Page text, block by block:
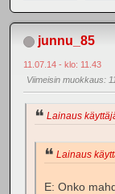
junnu_85
11.07.14 - klo: 11.43
Viimeisin muokkaus:
Lainaus
Lainaus
E: Onko